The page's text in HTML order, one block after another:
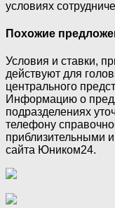
условиях
Похожие
Условия и ставки,
действуют для
центрального
Информацию о
подразделениях
телефону
приблизительными
сайта Юником24.